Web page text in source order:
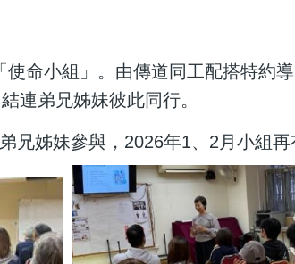
命小組」。由傳道同工配搭特約
連弟兄姊妹彼此同行。
兄姊妹參與，2026年1、2月小組再